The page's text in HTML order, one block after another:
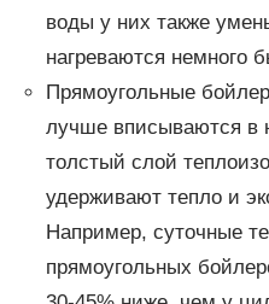
воды у них также
нагреваются немного
Прямоугольные
лучше вписываются
толстый слой
удерживают тепло и
Например, суточные
прямоугольных